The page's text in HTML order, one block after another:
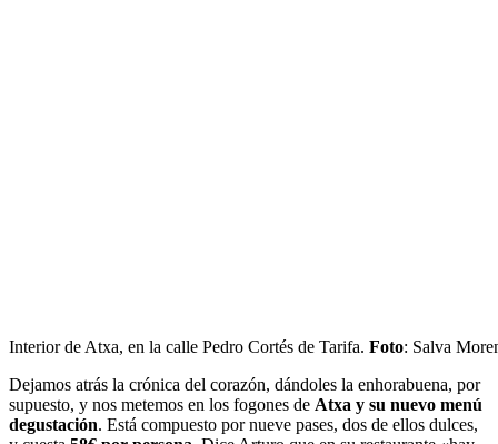
Interior de Atxa, en la calle Pedro Cortés de Tarifa. Foto: Salva
Dejamos atrás la crónica del corazón, dándoles la enhorabuena, por
supuesto, y nos metemos en los fogones de Atxa y su nuevo menú
degustación. Está compuesto por nueve pases, dos de ellos dulces,